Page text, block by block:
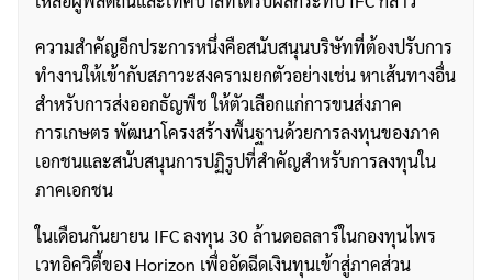
ความสำคัญอีกประการหนึ่งคือสนับสนุนบริษัทที่ต้องปรับการ
ทำงานให้เข้ากับสภาวะสงครามยกตัวอย่างเช่น หาเส้นทางอื่น
สำหรับการส่งออกธัญพืช ให้ตัวเลือกแก่การขนส่งภาค
การเกษตร พัฒนาโครงสร้างพื้นฐานด้วยการลงทุนของภาค
เอกชนและสนับสนุนการปฏิรูปที่สำคัญสำหรับการลงทุนใน
ภาคเอกชน
ในเดือนกันยายน IFC ลงทุน 30 ล้านดอลลาร์ในกองทุนไพร
เวทอิควิตี้ของ Horizon เพื่ออัดฉีดเงินทุนเข้าสู่ภาคส่วน